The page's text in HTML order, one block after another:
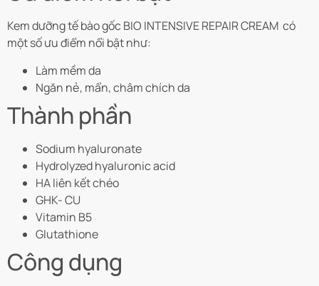
Kem dưỡng tế bào gốc BIO INTENSIVE REPAIR CREAM có
một số ưu điểm nổi bật như:
Làm mềm da
Ngăn nẻ, mẩn, châm chích da
Thành phần
Sodium hyaluronate
Hydrolyzed hyaluronic acid
HA liên kết chéo
GHK- CU
Vitamin B5
Glutathione
Công dụng